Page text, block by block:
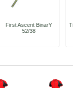
First Ascent BinarY
52/38